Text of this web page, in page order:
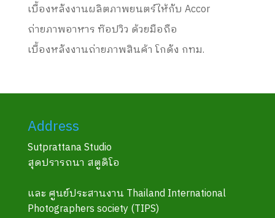
เบื้องหลังงานผลิตภาพยนตร์ให้กับ Accor
ถ่ายภาพอาหาร ท๊อปวิว ด้วยมือถือ
เบื้องหลังงานถ่ายภาพสินค้า โกดัง กทม.
Address
Sutprattana Studio
สุดปรารถนา สตูดิโอ
และ ศูนย์ประสานงาน Thailand International
Photographers society (TIPS)